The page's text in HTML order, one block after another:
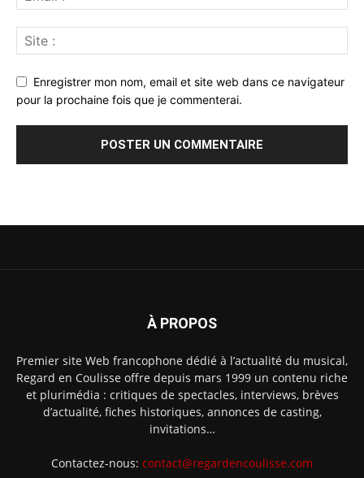
Enregistrer mon nom, email et site web dans ce navigateur
pour la prochaine fois que je commenterai.
À PROPOS
Premier site Web francophone dédié à l’actualité du musical,
Regard en Coulisse offre depuis mars 1999 un contenu riche
et plurimédia : critiques de spectacles, interviews, brèves
d’actualité, fiches historiques, annonces de casting,
invitations…
Contactez-nous: contact@regardencoulisse.com